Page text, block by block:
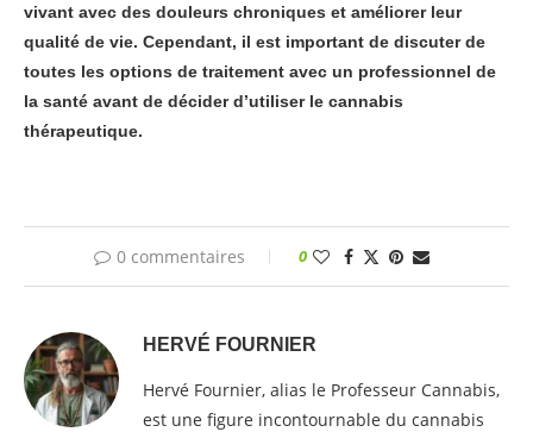
vivant avec des douleurs chroniques et améliorer leur
qualité de vie. Cependant, il est important de discuter de
toutes les options de traitement avec un professionnel de
la santé avant de décider d’utiliser le cannabis
thérapeutique.
0 commentaires 0
HERVÉ FOURNIER
Hervé Fournier, alias le Professeur Cannabis,
est une figure incontournable du cannabis